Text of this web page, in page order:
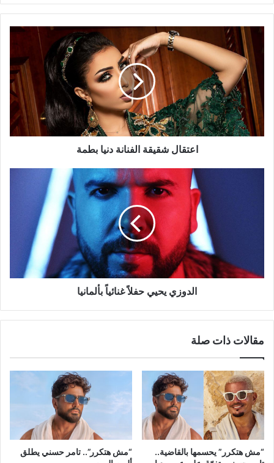
اعتقال
شقيقة
الفنانة
دنيا
بطمة
اعتقال شقيقة الفنانة دنيا بطمة
الدوزي يحيي حفلاً غنائياً بألمانيا
مقالات ذات صلة
“مش هتكرر” يحسمها بالقاضية..
“مش هتكرر”.. تامر حسني يطلق